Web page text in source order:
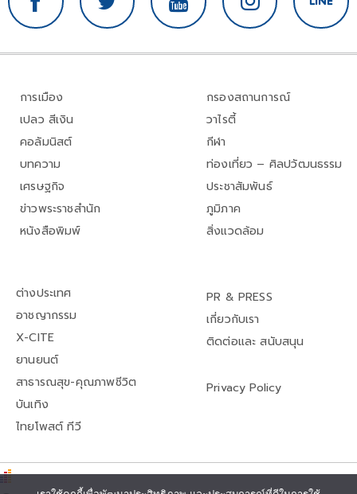
การเมือง
เปลว สีเงิน
คอลัมนิสต์
บทความ
เศรษฐกิจ
ข่าวพระราชสำนัก
หนังสือพิมพ์
กรองสถานการณ์
วาไรตี้
กีฬา
ท่องเที่ยว – ศิลปวัฒนธรรม
ประชาสัมพันธ์
ภูมิภาค
สิ่งแวดล้อม
ต่างประเทศ
อาชญากรรม
X-CITE
ยานยนต์
สาธารณสุข-คุณภาพชีวิต
บันเทิง
ไทยโพสต์ ทีวี
PR & PRESS
เกี่ยวกับเรา
ติดต่อและ สนับสนุน
Privacy Policy